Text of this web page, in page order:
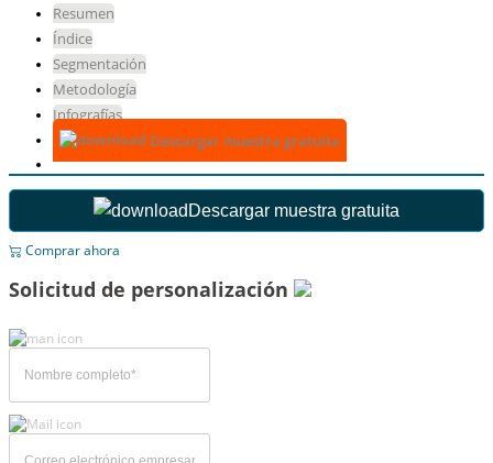
Resumen
Índice
Segmentación
Metodología
Infografías
Descargar muestra gratuita
Descargar muestra gratuita
Comprar ahora
Solicitud de personalización